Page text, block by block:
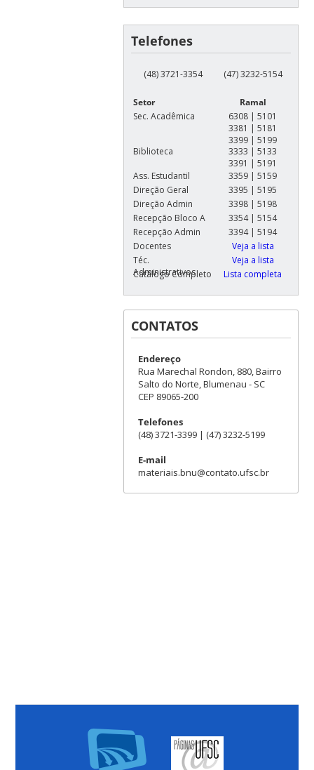
Telefones
(48) 3721-3354 (47) 3232-5154
Setor
Ramal
Sec. Acadêmica
6308 | 5101
3381 | 5181
3399 | 5199
Biblioteca
3333 | 5133
3391 | 5191
Ass. Estudantil
3359 | 5159
Direção Geral
3395 | 5195
Direção Admin
3398 | 5198
Recepção Bloco A
3354 | 5154
Recepção Admin
3394 | 5194
Docentes
Veja a lista
Téc.
Administrativos
Veja a lista
Catálogo Completo
Lista completa
CONTATOS
Endereço
Rua Marechal Rondon, 880, Bairro
Salto do Norte, Blumenau - SC
CEP 89065-200
Telefones
(48) 3721-3399 | (47) 3232-5199
E-mail
materiais.bnu@contato.ufsc.br